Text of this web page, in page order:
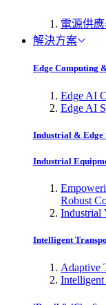
電源供
解決方案
Edge Computing
Edge AI
Edge AI
Industrial & Edge
Industrial
Robust
Industrial
Intelligent
Adaptive